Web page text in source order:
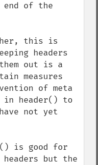
of the
this is
headers
out is a
measures
of meta
header() to
not yet
is good for
headers but the